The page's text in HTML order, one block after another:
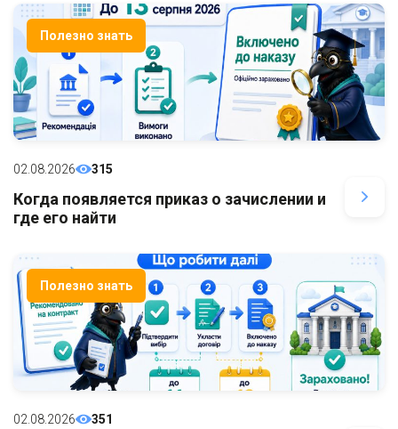
Полезно знать
02.08.2026 315
Когда появляется приказ о зачислении и
где его найти
Полезно знать
02.08.2026 351